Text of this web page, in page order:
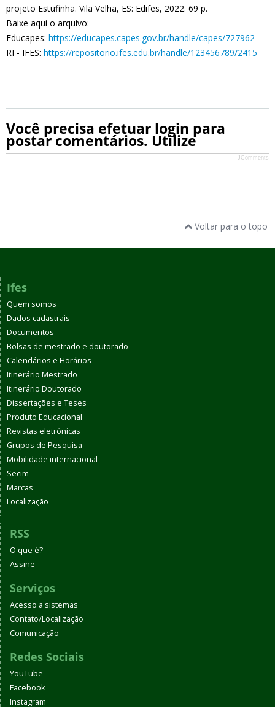
projeto Estufinha. Vila Velha, ES: Edifes, 2022. 69 p.
Baixe aqui o arquivo:
Educapes: https://educapes.capes.gov.br/handle/capes/727962
RI - IFES: https://repositorio.ifes.edu.br/handle/123456789/2415
Você precisa efetuar login para
postar comentários. Utilize
JComments
Voltar para o topo
Ifes
Quem somos
Dados cadastrais
Documentos
Bolsas de mestrado e doutorado
Calendários e Horários
Itinerário Mestrado
Itinerário Doutorado
Dissertações e Teses
Produto Educacional
Revistas eletrônicas
Grupos de Pesquisa
Mobilidade internacional
Secim
Marcas
Localização
RSS
O que é?
Assine
Serviços
Acesso a sistemas
Contato/Localização
Comunicação
Redes Sociais
YouTube
Facebook
Instagram